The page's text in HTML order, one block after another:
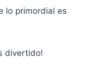
lo primordial es
divertido!